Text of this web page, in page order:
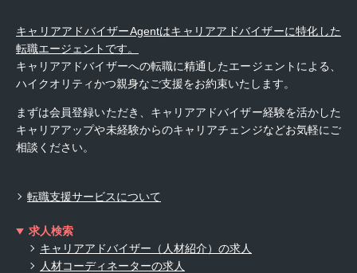
キャリアアドバイザーAgentはキャリアアドバイザーに特化した
転職エージェントです。
キャリアアドバイザーへの転職に精通したエージェントによる、
ハイクオリティかつ親身なご支援をお約束いたします。
まずは会員登録いただき、キャリアアドバイザー経験を活かした
キャリアアップや未経験からのキャリアチェンジなどお気軽にご
相談ください。
転職支援サービスについて
求人検索
キャリアアドバイザー（人材紹介）の求人
人材コーディネーターの求人